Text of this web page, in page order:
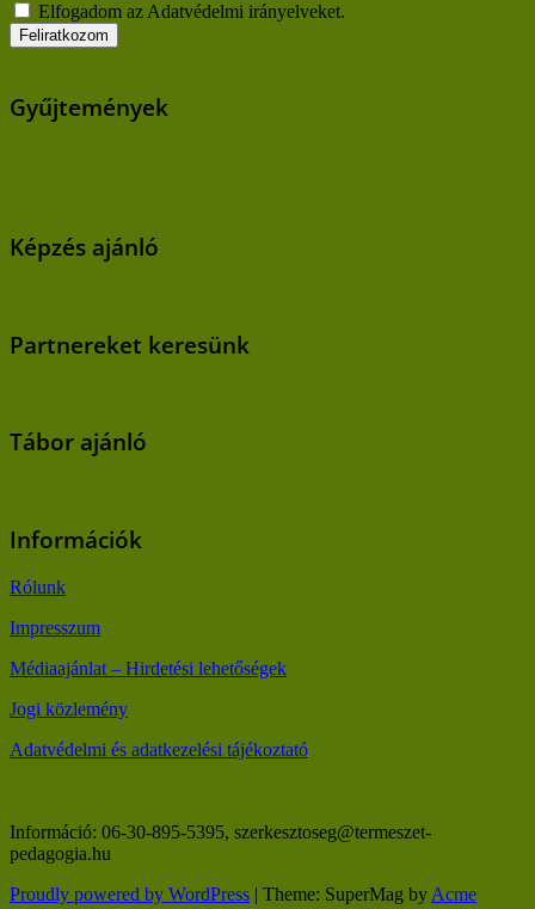
Elfogadom az Adatvédelmi irányelveket.
Gyűjtemények
Képzés ajánló
Partnereket keresünk
Tábor ajánló
Információk
Rólunk
Impresszum
Médiaajánlat – Hirdetési lehetőségek
Jogi közlemény
Adatvédelmi és adatkezelési tájékoztató
Információ: 06-30-895-5395, szerkesztoseg@termeszet-
pedagogia.hu
Proudly powered by WordPress | Theme: SuperMag byAcme